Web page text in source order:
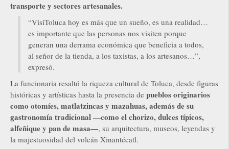
transporte y sectores artesanales.
“VisiToluca hoy es más que un sueño, es una realidad…
es importante que las personas nos visiten porque
generan una derrama económica que beneficia a todos,
al señor de la tienda, a los taxistas, a los artesanos…”,
expresó.
La funcionaria resaltó la riqueza cultural de Toluca, desde figuras
históricas y artísticas hasta la presencia de pueblos originarios
como otomíes, matlatzincas y mazahuas, además de su
gastronomía tradicional —como el chorizo, dulces típicos,
alfeñique y pan de masa—, su arquitectura, museos, leyendas y
la majestuosidad del volcán Xinantécatl.